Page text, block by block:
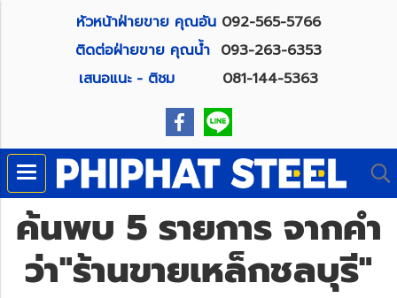
หัวหน้าฝ่ายขาย คุณอัน 092-565-5766
ติดต่อฝ่ายขาย คุณน้ำ 093-263-6353
เสนอแนะ - ติชม 081-144-5363
ค้นพบ 5 รายการ จากคำ
ว่า"ร้านขายเหล็กชลบุรี"